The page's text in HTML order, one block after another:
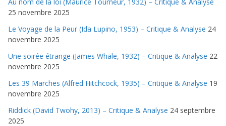
25 novembre 2025
Le Voyage de la Peur (Ida Lupino, 1953) – Critique & Analyse 24
novembre 2025
Une soirée étrange (James Whale, 1932) – Critique & Analyse 22
novembre 2025
Les 39 Marches (Alfred Hitchcock, 1935) – Critique & Analyse 19
novembre 2025
Riddick (David Twohy, 2013) – Critique & Analyse 24 septembre
2025